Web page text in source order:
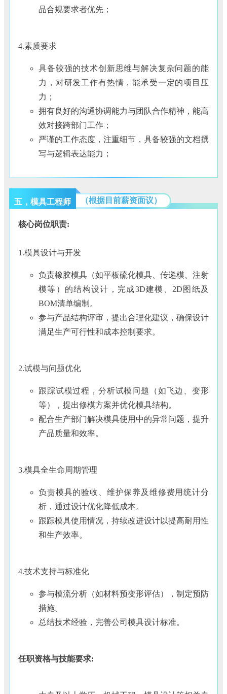
品合规要求者优先；
4.素质要求
具备较强的技术创新思维与解决复杂问题的能
力，对研发工作有热情，能承受一定的项目压
力；
拥有良好的沟通协调能力与团队合作精神，能高
效对接跨部门工作；
严谨的工作态度，注重细节，具备较强的文档撰
写与逻辑表达能力；
五，模具工程师 （根据目前薪资面议）
核心岗位职责:
1.模具设计与开发
负责橡胶模具（如平板硫化模具、传递模、注射
模等）的结构设计，完成3D建模、2D图纸及
BOM清单编制。
参与产品结构评审，提出合理化建议，确保设计
满足生产可行性和成本控制要求。
2.试模与问题优化
跟踪试模过程，分析试模问题（如飞边、变形
等），提出修模方案并优化模具结构。
配合生产部门解决模具使用中的异常问题，提升
产品质量和效率。
3.模具全生命周期管理
负责模具的验收、维护保养及维修费用统计分
析，通过设计优化降低成本。
跟踪模具使用情况，持续改进设计以提高耐用性
和生产效率。
4.技术支持与标准化
参与模流分析（如材料预变形评估），制定预防
措施。
总结技术经验，完善公司模具设计标准。
任职资格与技能要求: